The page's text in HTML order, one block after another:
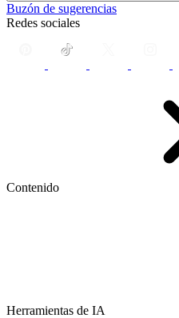
Buzón de sugerencias
Redes sociales
Contenido
Herramientas de IA